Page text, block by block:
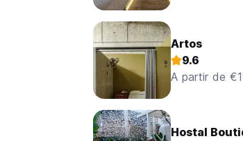
Artos
9.6
A partir de
Hostal